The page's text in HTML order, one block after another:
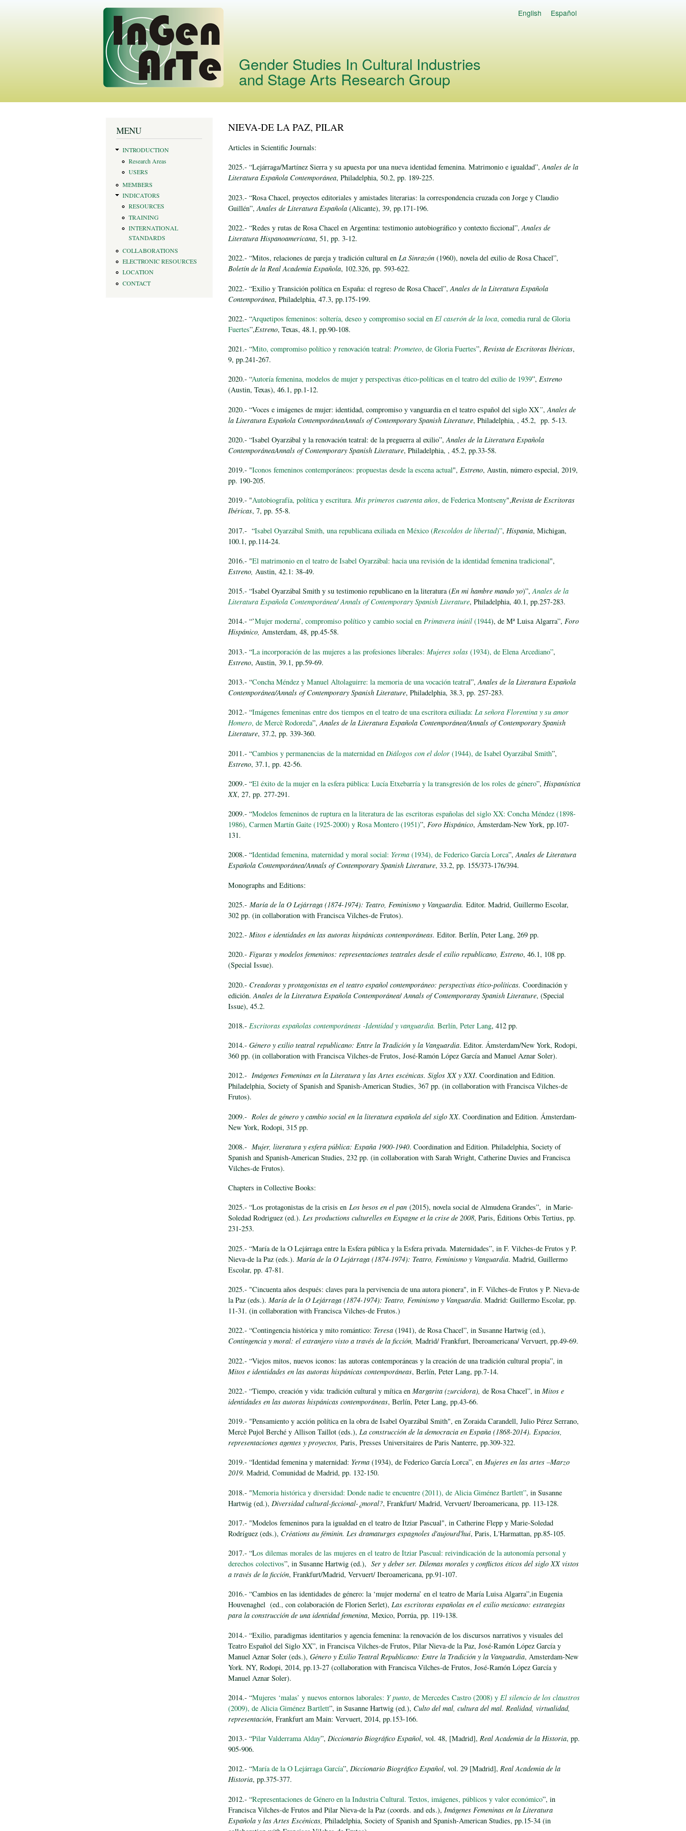
Gender Studies In Cultural Industries
and Stage Arts Research Group
Languages
English Español
You are here
MENU
INTRODUCTION
Research Areas
USERS
MEMBERS
INDICATORS
RESOURCES
TRAINING
INTERNATIONAL
STANDARDS
COLLABORATIONS
ELECTRONIC RESOURCES
LOCATION
CONTACT
NIEVA-DE LA PAZ, PILAR
Articles in Scientific Journals:
2025.- “Lejárraga/Martínez Sierra y su apuesta por una nueva identidad femenina. Matrimonio e igualdad”,Anales de la
Literatura Española Contemporánea, Philadelphia, 50.2, pp. 189-225.
2023.- “Rosa Chacel, proyectos editoriales y amistades literarias: la correspondencia cruzada con Jorge y Claudio
Guillén”, Anales de Literatura Española (Alicante), 39, pp.171-196.
2022.- “Redes y rutas de Rosa Chacel en Argentina: testimonio autobiográfico y contexto ficcional”,Anales de
Literatura Hispanoamericana, 51, pp. 3-12.
2022.- “Mitos, relaciones de pareja y tradición cultural en La Sinrazón (1960), novela del exilio de Rosa Chacel”,
Boletín de la Real Academia Española, 102.326, pp. 593-622.
2022.- “Exilio y Transición política en España: el regreso de Rosa Chacel”, Anales de la Literatura Española
Contemporánea, Philadelphia, 47.3, pp.175-199.
2022.- “Arquetipos femeninos: soltería, deseo y compromiso social en El caserón de la loca, comedia rural de Gloria
Fuertes”,Estreno, Texas, 48.1, pp.90-108.
2021.- “Mito, compromiso político y renovación teatral: Prometeo, de Gloria Fuertes”, Revista de Escritoras Ibéricas,
9, pp.241-267.
2020.- “Autoría femenina, modelos de mujer y perspectivas ético-políticas en el teatro del exilio de 1939”, Estreno
(Austin, Texas), 46.1, pp.1-12.
2020.- “Voces e imágenes de mujer: identidad, compromiso y vanguardia en el teatro español del siglo XX”, Anales de
la Literatura Española ContemporáneaAnnals of Contemporary Spanish Literature, Philadelphia, , 45.2, pp. 5-13.
2020.- “Isabel Oyarzábal y la renovación teatral: de la preguerra al exilio”,Anales de la Literatura Española
ContemporáneaAnnals of Contemporary Spanish Literature, Philadelphia, , 45.2, pp.33-58.
2019.- "Iconos femeninos contemporáneos: propuestas desde la escena actual", Estreno, Austin, número especial, 2019,
pp. 190-205.
2019.- "Autobiografía, política y escritura. Mis primeros cuarenta años, de Federica Montseny",Revista de Escritoras
Ibéricas, 7, pp. 55-8.
2017.- “Isabel Oyarzábal Smith, una republicana exiliada en México (Rescoldos de libertad)”, Hispania, Michigan,
100.1, pp.114-24.
2016.- "El matrimonio en el teatro de Isabel Oyarzábal: hacia una revisión de la identidad femenina tradicional",
Estreno, Austin, 42.1: 38-49.
2015.- “Isabel Oyarzábal Smith y su testimonio republicano en la literatura (En mi hambre mando yo)”,Anales de la
Literatura Española Contemporánea/Annals of Contemporary Spanish Literature, Philadelphia, 40.1, pp.257-283.
2014.- “’Mujer moderna’, compromiso político y cambio social en Primavera inútil (1944), de Mª Luisa Algarra”, Foro
Hispánico, Amsterdam, 48, pp.45-58.
2013.- “La incorporación de las mujeres a las profesiones liberales: Mujeres solas (1934), de Elena Arcediano”,
Estreno, Austin, 39.1, pp.59-69.
2013.- “Concha Méndez y Manuel Altolaguirre: la memoria de una vocación teatral”,Anales de la Literatura Española
Contemporánea/Annals of Contemporary Spanish Literature, Philadelphia, 38.3, pp. 257-283.
2012.- “Imágenes femeninas entre dos tiempos en el teatro de una escritora exiliada: La señora Florentina y su amor
Homero, de Mercè Rodoreda”,Anales de la Literatura Española Contemporánea/Annals of Contemporary Spanish
Literature, 37.2, pp. 339-360.
2011.- “Cambios y permanencias de la maternidad en Diálogos con el dolor (1944), de Isabel Oyarzábal Smith”,
Estreno, 37.1, pp. 42-56.
2009.- “El éxito de la mujer en la esfera pública: Lucía Etxebarría y la transgresión de los roles de género”, Hispanística
XX, 27, pp. 277-291.
2009.- “Modelos femeninos de ruptura en la literatura de las escritoras españolas del siglo XX: Concha Méndez (1898-
1986), Carmen Martín Gaite (1925-2000) y Rosa Montero (1951)”, Foro Hispánico, Ámsterdam-New York, pp.107-
131.
2008.- “Identidad femenina, maternidad y moral social: Yerma (1934), de Federico García Lorca”,Anales de Literatura
Española Contemporánea/Annals of Contemporary Spanish Literature, 33.2, pp. 155/373-176/394.
Monographs and Editions:
2025.- María de la O Lejárraga (1874-1974): Teatro, Feminismo y Vanguardia. Editor. Madrid, Guillermo Escolar,
302 pp. (in collaboration with Francisca Vilches-de Frutos).
2022.- Mitos e identidades en las autoras hispánicas contemporáneas. Editor. Berlín, Peter Lang, 269 pp.
2020.- Figuras y modelos femeninos: representaciones teatrales desde el exilio republicano, Estreno, 46.1, 108 pp.
(Special Issue).
2020.- Creadoras y protagonistas en el teatro español contemporáneo: perspectivas ético-políticas. Coordinación y
edición. Anales de la Literatura Española Contemporánea/ Annals of Contemporaray Spanish Literature, (Special
Issue), 45.2.
2018.- Escritoras españolas contemporáneas -Identidad y vanguardia. Berlín, Peter Lang, 412 pp.
2014.- Género y exilio teatral republicano: Entre la Tradición y la Vanguardia. Editor. Ámsterdam/New York, Rodopi,
360 pp. (in collaboration with Francisca Vilches-de Frutos, José-Ramón López García and Manuel Aznar Soler).
2012.- Imágenes Femeninas en la Literatura y las Artes escénicas. Siglos XX y XXI. Coordination and Edition.
Philadelphia, Society of Spanish and Spanish-American Studies, 367 pp. (in collaboration with Francisca Vilches-de
Frutos).
2009.- Roles de género y cambio social en la literatura española del siglo XX. Coordination and Edition. Ámsterdam-
New York, Rodopi, 315 pp.
2008.- Mujer, literatura y esfera pública: España 1900-1940. Coordination and Edition. Philadelphia, Society of
Spanish and Spanish-American Studies, 232 pp. (in collaboration with Sarah Wright, Catherine Davies and Francisca
Vilches-de Frutos).
Chapters in Collective Books:
2025.- “Los protagonistas de la crisis en Los besos en el pan (2015), novela social de Almudena Grandes”, in Marie-
Soledad Rodriguez (ed.). Les productions culturelles en Espagne et la crise de 2008, Paris, Éditions Orbis Tertius, pp.
231-253.
2025.- “María de la O Lejárraga entre la Esfera pública y la Esfera privada. Maternidades”, in F. Vilches-de Frutos y P.
Nieva-de la Paz (eds.). María de la O Lejárraga (1874-1974): Teatro, Feminismo y Vanguardia. Madrid, Guillermo
Escolar, pp. 47-81.
2025.- "Cincuenta años después: claves para la pervivencia de una autora pionera", in F. Vilches-de Frutos y P. Nieva-de
la Paz (eds.). María de la O Lejárraga (1874-1974): Teatro, Feminismo y Vanguardia. Madrid: Guillermo Escolar, pp.
11-31. (in collaboration with Francisca Vilches-de Frutos.)
2022.- “Contingencia histórica y mito romántico: Teresa (1941), de Rosa Chacel”, in Susanne Hartwig (ed.),
Contingencia y moral: el extranjero visto a través de la ficción, Madrid/ Frankfurt, Iberoamericana/ Vervuert, pp.49-69.
2022.- “Viejos mitos, nuevos iconos: las autoras contemporáneas y la creación de una tradición cultural propia”, in
Mitos e identidades en las autoras hispánicas contemporáneas, Berlín, Peter Lang, pp.7-14.
2022.- “Tiempo, creación y vida: tradición cultural y mítica en Margarita (zurcidora), de Rosa Chacel”, in Mitos e
identidades en las autoras hispánicas contemporáneas, Berlín, Peter Lang, pp.43-66.
2019.- "Pensamiento y acción política en la obra de Isabel Oyarzábal Smith", en Zoraida Carandell, Julio Pérez Serrano,
Mercè Pujol Berché y Allison Taillot (eds.), La construcción de la democracia en España (1868-2014). Espacios,
representaciones agentes y proyectos, Paris, Presses Universitaires de Paris Nanterre, pp.309-322.
2019.- “Identidad femenina y maternidad: Yerma (1934), de Federico García Lorca”, en Mujeres en las artes –Marzo
2019. Madrid, Comunidad de Madrid, pp. 132-150.
2018.- "Memoria histórica y diversidad: Donde nadie te encuentre (2011), de Alicia Giménez Bartlett”, in Susanne
Hartwig (ed.), Diversidad cultural-ficcional-¿moral?, Frankfurt/ Madrid, Vervuert/ Iberoamericana, pp. 113-128.
2017.- "Modelos femeninos para la igualdad en el teatro de Itziar Pascual", in Catherine Flepp y Marie-Soledad
Rodríguez (eds.), Créations au féminin. Les dramaturges espagnoles d'aujourd'hui, Paris, L'Harmattan, pp.85-105.
2017.- “Los dilemas morales de las mujeres en el teatro de Itziar Pascual: reivindicación de la autonomía personal y
derechos colectivos”, in Susanne Hartwig (ed.), Ser y deber ser. Dilemas morales y conflictos éticos del siglo XX vistos
a través de la ficción, Frankfurt/Madrid, Vervuert/ Iberoamericana, pp.91-107.
2016.- “Cambios en las identidades de género: la ‘mujer moderna’ en el teatro de María Luisa Algarra”,in Eugenia
Houvenaghel (ed., con colaboración de Florien Serlet), Las escritoras españolas en el exilio mexicano: estrategias
para la construcción de una identidad femenina, Mexico, Porrúa, pp. 119-138.
2014.- “Exilio, paradigmas identitarios y agencia femenina: la renovación de los discursos narrativos y visuales del
Teatro Español del Siglo XX”, in Francisca Vilches-de Frutos, Pilar Nieva-de la Paz, José-Ramón López García y
Manuel Aznar Soler (eds.), Género y Exilio Teatral Republicano: Entre la Tradición y la Vanguardia, Amsterdam-New
York. NY, Rodopi, 2014, pp.13-27 (collaboration with Francisca Vilches-de Frutos, José-Ramón López García y
Manuel Aznar Soler).
2014.- “Mujeres ‘malas’ y nuevos entornos laborales: Y punto, de Mercedes Castro (2008) y El silencio de los claustros
(2009), de Alicia Giménez Bartlett”, in Susanne Hartwig (ed.), Culto del mal, cultura del mal. Realidad, virtualidad,
representación, Frankfurt am Main: Vervuert, 2014, pp.153-166.
2013.- “Pilar Valderrama Alday”, Diccionario Biográfico Español, vol. 48, [Madrid], Real Academia de la Historia, pp.
905-906.
2012.- “María de la O Lejárraga García”, Diccionario Biográfico Español, vol. 29 [Madrid], Real Academia de la
Historia, pp.375-377.
2012.- “Representaciones de Género en la Industria Cultural. Textos, imágenes, públicos y valor económico”, in
Francisca Vilches-de Frutos and Pilar Nieva-de la Paz (coords. and eds.), Imágenes Femeninas en la Literatura
Española y las Artes Escénicas, Philadelphia, Society of Spanish and Spanish-American Studies, pp.15-34 (in